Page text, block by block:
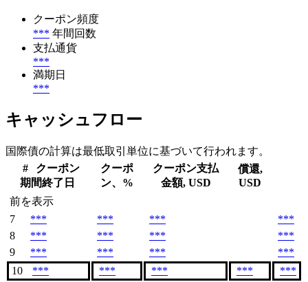
クーポン頻度
*** 年間回数
支払通貨
***
満期日
***
キャッシュフロー
国際債の計算は最低取引単位に基づいて行われます。
#
クーポン
期間終了日
クーポ
ン、%
クーポン支払
金額, USD
償還,
USD
前を表示
7
*** *** ***
***
8
*** *** ***
***
9
*** *** ***
***
10
*** *** *** ***
***